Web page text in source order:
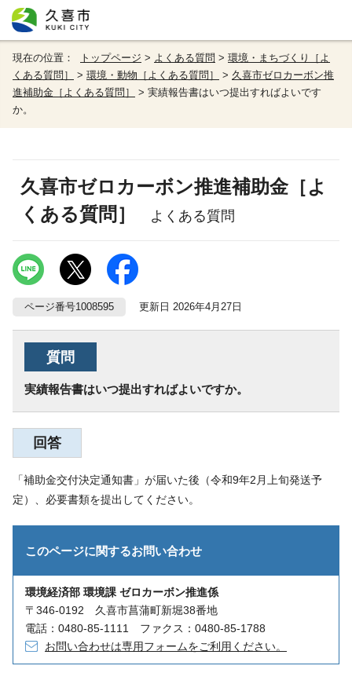
現在の位置： トップページ > よくある質問 > 環境・まちづくり［よ
くある質問］
> 環境・動物［よくある質問］ > 久喜市ゼロカーボン推
進補助金［よくある質問］
> 実績報告書はいつ提出すればよいです
か。
久喜市ゼロカーボン推進補助金［よ
くある質問］
よくある質問
ページ番号1008595 更新日 2026年4月27日
質問
実績報告書はいつ提出すればよいですか。
回答
「補助金交付決定通知書」が届いた後（令和9年2月上旬発送予
定）、必要書類を提出してください。
このページに関するお問い合わせ
環境経済部 環境課 ゼロカーボン推進係
〒346-0192 久喜市菖蒲町新堀38番地
電話：0480-85-1111 ファクス：0480-85-1788
お問い合わせは専用フォームをご利用ください。